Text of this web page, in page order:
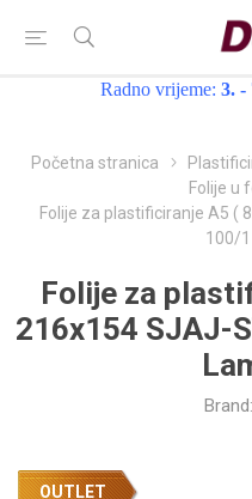
Radno vrijeme: 3. -
Početna stranica
Folije u
Folije za plastificiranje A5 (
100/
Folije za
216x154 SJAJ-
Brand:
OUTLET